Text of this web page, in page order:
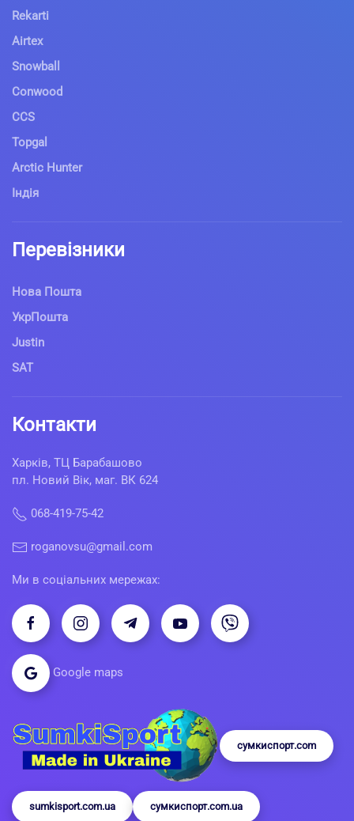
Rekarti
Airtex
Snowball
Conwood
CCS
Topgal
Arctic Hunter
Індія
Перевізники
Нова Пошта
УкрПошта
Justin
SAT
Контакти
Харків, ТЦ Барабашово
пл. Новий Вік, маг. ВК 624
068-419-75-42
roganovsu@gmail.com
Ми в соціальних мережах:
Google maps
сумкиспорт.com
sumkisport.com.ua сумкиспорт.com.ua